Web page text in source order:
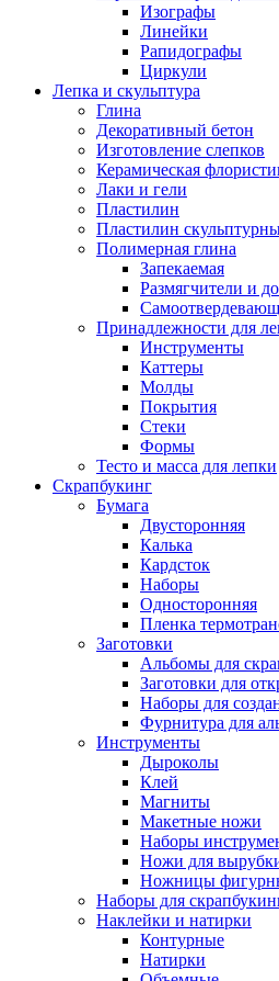
Изографы
Линейки
Рапидографы
Циркули
Лепка и скульптура
Глина
Декоративный бетон
Изготовление слепков
Керамическая
Лаки и гели
Пластилин
Пластилин
Полимерная глина
Запекаемая
Размягчители и
Принадлежности для
Инструменты
Каттеры
Молды
Покрытия
Стеки
Формы
Тесто и масса для лепки
Скрапбукинг
Бумага
Двусторонняя
Калька
Кардсток
Наборы
Односторонняя
Пленка
Заготовки
Альбомы для
Заготовки для
Наборы для
Фурнитура для
Инструменты
Дыроколы
Клей
Магниты
Макетные ножи
Наборы
Ножи для
Ножницы
Наборы для
Наклейки и натирки
Контурные
Натирки